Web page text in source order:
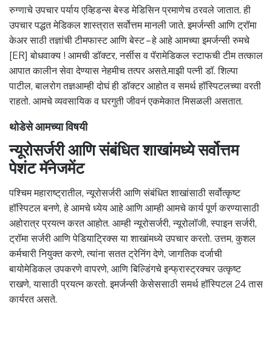
रुग्णाचे उपचार पर्याय एव्हिडन्स बेस्ड मेडिसिन प्रमाणेच ठरवले जातात. ही
उपचार पद्धत मेडिकल शास्त्रात सर्वोत्तम मानली जाते. इमर्जन्सी आणि ट्रॉमा
केअर साठी तज्ञांची टीमफास्ट आणि बेस्ट – हे आहे आमच्या इमर्जन्सी रुमचे
[ER] बोधवाक्य ! आमची डॉक्टर, नर्सीस व पॅरामेडिकल स्टाफची टीम तत्काल
आपात कालीन सेवा देण्यास नेहमीच तत्पर असते.माझी पत्नी डॉ. शिल्पा
पाटील, बालरोग तज्ञआम्ही दोघं ही डॉक्टर आहोत व समर्थ हॉस्पिटलच्या वरती
राहतो. आमचे व्यवसायिक व घरगुती जीवनं एकमेकात मिसळली असतात.
थोडेसे आमच्या विषयी
न्यूरोसर्जरी आणि संबंधित शाखांमध्ये सर्वोत्तम
पेशंट मॅनेजमेंट
पश्चिम महाराष्ट्रातील, न्यूरोसर्जरी आणि संबंधित शाखांसाठी सर्वोत्कृष्ट
हॉस्पिटल बनणे, हे आमचे ध्येय आहे आणि आम्ही आमचे कार्य पूर्ण करण्यासाठी
अहोरात्र प्रयत्न करत आहोत. आम्ही न्यूरोसर्जरी, न्यूरोलॉजी, स्पाइन सर्जरी,
ट्रॉमा सर्जरी आणि पेडियाट्रिक्स या शाखांमध्ये उपचार करतो. उत्तम, कुशल
कर्मचारी नियुक्त करणे, त्यांना सतत ट्रेनिंग देणे, जागतिक दर्जाची
बायोमेडिकल उपकरणे वापरणे, आणि बिल्डिंगचे इन्फ्रास्ट्रक्चर उत्कृष्ट
राखणे, यासाठी प्रयत्न करतो. इमर्जन्सी केसेससाठी समर्थ हॉस्पिटल 24 तास
कार्यरत असते.